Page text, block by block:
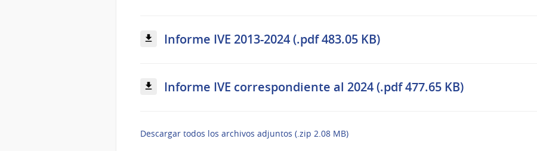
Informe IVE 2013-2024 (.pdf 483.05 KB)
Informe IVE correspondiente al 2024 (.pdf 477.65 KB)
Descargar todos los archivos adjuntos (.zip 2.08 MB)